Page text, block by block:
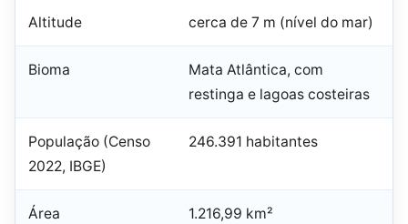
Altitude cerca de 7 m (nível do mar)
Bioma
Mata Atlântica, com
restinga e lagoas costeiras
População (Censo
2022, IBGE)
246.391 habitantes
Área 1.216,99 km²